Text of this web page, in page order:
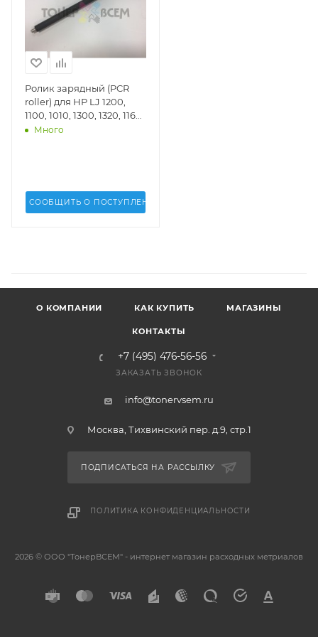
Ролик зарядный (PCR
roller) для HP LJ 1200,
1100, 1010, 1300, 1320, 1160,
1020, P2015, P2035, P2055
Много
СООБЩИТЬ О ПОСТУПЛЕНИИ
О КОМПАНИИ КАК КУПИТЬ МАГАЗИНЫ
КОНТАКТЫ
+7 (495) 476-56-56
ЗАКАЗАТЬ ЗВОНОК
info@tonervsem.ru
Москва, Тихвинский пер. д.9, стр.1
ПОДПИСАТЬСЯ НА РАССЫЛКУ
ПОЛИТИКА КОНФИДЕНЦИАЛЬНОСТИ
2026 © ООО "ТонерВСЕМ" - интернет магазин расходных метриалов